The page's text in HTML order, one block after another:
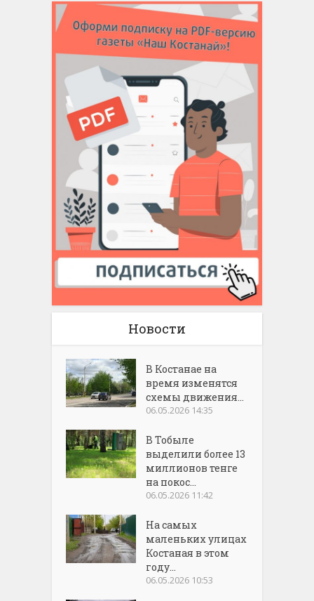
Новости
В Костанае на
время изменятся
схемы движения...
06.05.2026 14:35
В Тобыле
выделили более 13
миллионов тенге
на покос...
06.05.2026 11:42
На самых
маленьких улицах
Костаная в этом
году...
06.05.2026 10:53